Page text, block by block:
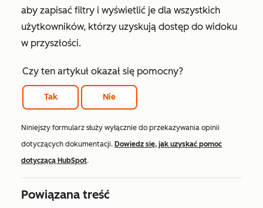
aby zapisać filtry i wyświetlić je dla wszystkich
użytkowników, którzy uzyskują dostęp do widoku
w przyszłości.
Czy ten artykuł okazał się pomocny?
Tak Nie
Niniejszy formularz służy wyłącznie do przekazywania opinii
dotyczących dokumentacji. Dowiedz się, jak uzyskać pomoc
dotyczącą HubSpot.
Powiązana treść